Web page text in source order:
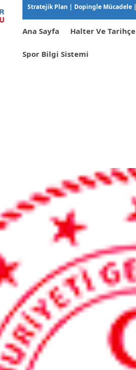
Stratejik Plan | Dopingle Mücadele|
Ana Sayfa Halter Ve Tarihçe
Spor Bilgi Sistemi